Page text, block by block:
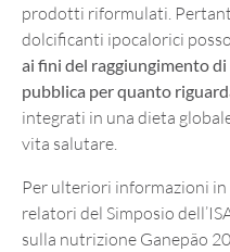
prodotti riformulati.
dolcificanti ipocalorici
ai fini del raggiungimento
pubblica per quanto
integrati in una dieta
vita salutare.
Per ulteriori informazioni
relatori del Simposio
sulla nutrizione Ganepão